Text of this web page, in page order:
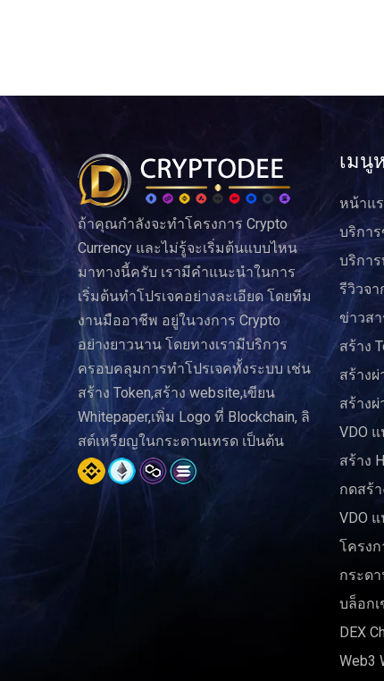
ถ้าคุณกำลังจะทำโครงการ Crypto
Currency และไม่รู้จะเริ่มต้นแบบไหน
มาทางนี้ครับ เรามีคำแนะนำในการ
เริ่มต้นทำโปรเจคอย่างละเอียด โดยทีม
งานมืออาชีพ อยู่ในวงการ Crypto
อย่างยาวนาน โดยทางเรามีบริการ
ครอบคลุมการทำโปรเจคทั้งระบบ เช่น
สร้าง Token,สร้าง website,เขียน
Whitepaper,เพิ่ม Logo ที่ Blockchain, ลิ
สต์เหรียญในกระดานเทรด เป็นต้น
เมนู
หน้าแ
บริการ
บริกา
รีวิวจ
ข่าวสา
สร้าง
สร้างผ่
สร้างผ่
VDO
สร้าง
กดสร้า
VDO
โครงก
กระด
บล็อก
DEX
Web3